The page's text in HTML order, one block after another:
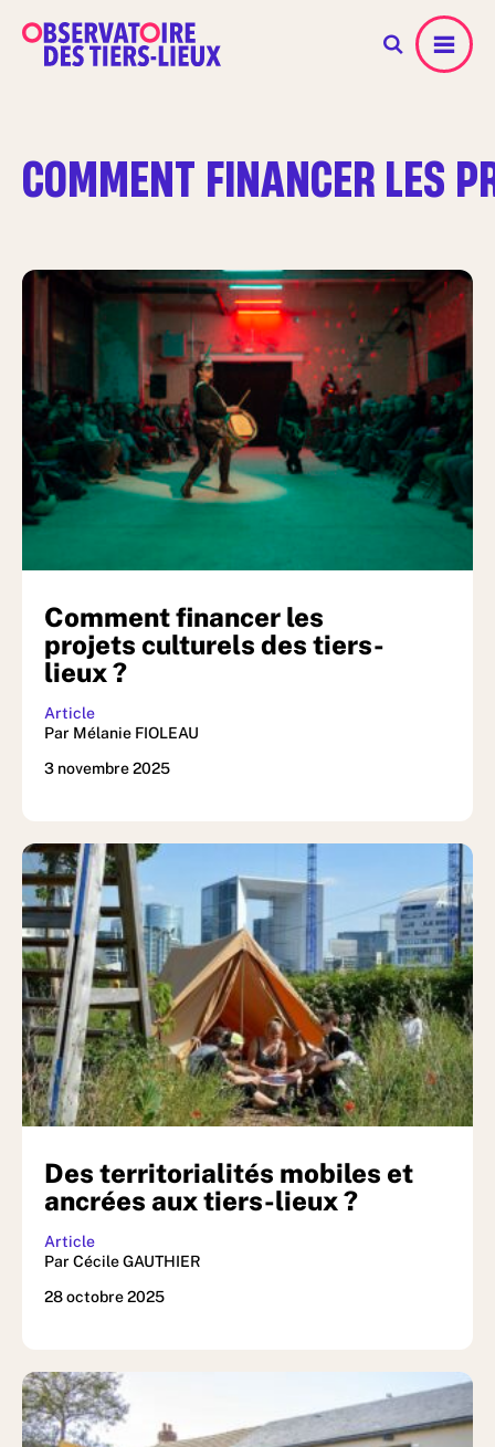
Menu
COMMENT FINANCER LES
Comment financer les
projets culturels des tiers-
lieux ?
Article
Par Mélanie FIOLEAU
3 novembre 2025
Des territorialités mobiles et
ancrées aux tiers-lieux ?
Article
Par Cécile GAUTHIER
28 octobre 2025